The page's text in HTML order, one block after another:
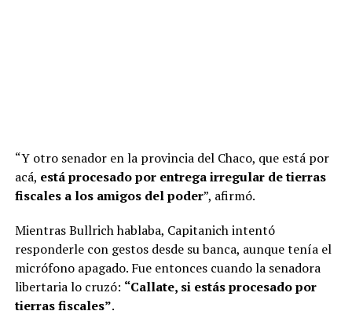
“Y otro senador en la provincia del Chaco, que está por
acá, está procesado por entrega irregular de tierras
fiscales a los amigos del poder”, afirmó.
Mientras Bullrich hablaba, Capitanich intentó
responderle con gestos desde su banca, aunque tenía el
micrófono apagado. Fue entonces cuando la senadora
libertaria lo cruzó: “Callate, si estás procesado por
tierras fiscales”.